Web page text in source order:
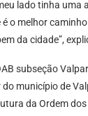
lado tinha uma
o melhor
da cidade”,
subseção
município de
da Ordem